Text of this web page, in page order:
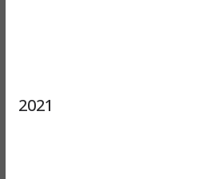
2021